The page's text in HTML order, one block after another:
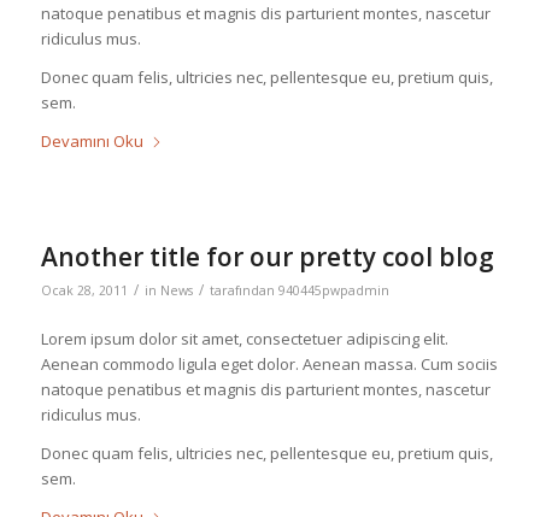
natoque penatibus et magnis dis parturient montes, nascetur
ridiculus mus.
Donec quam felis, ultricies nec, pellentesque eu, pretium quis,
sem.
Devamını Oku
Another title for our pretty cool blog
Ocak 28, 2011 / in News / tarafından 940445pwpadmin
Lorem ipsum dolor sit amet, consectetuer adipiscing elit.
Aenean commodo ligula eget dolor. Aenean massa. Cum sociis
natoque penatibus et magnis dis parturient montes, nascetur
ridiculus mus.
Donec quam felis, ultricies nec, pellentesque eu, pretium quis,
sem.